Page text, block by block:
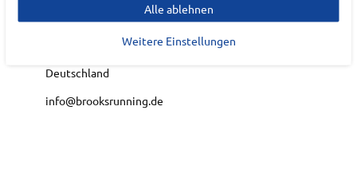
13
Deutschland
info@brooksrunning.de
Alle ablehnen
Weitere Einstellungen